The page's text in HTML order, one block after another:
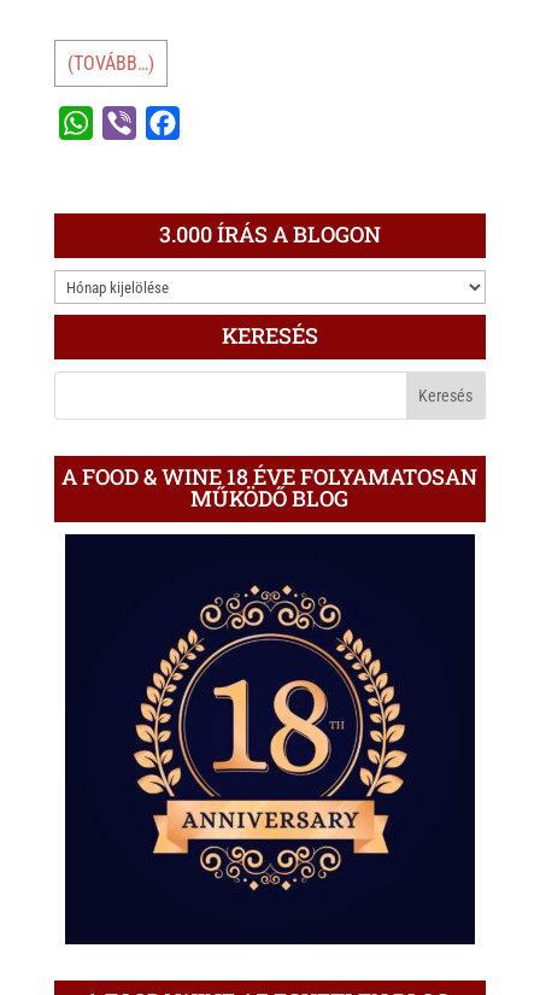
(TOVÁBB…)
s
A
p
r
e
b
k
3.000 ÍRÁS A BLOGON
3.000
ÍRÁS
KERESÉS
A FOOD & WINE 18 ÉVE FOLYAMATOSAN
MŰKÖDŐ BLOG